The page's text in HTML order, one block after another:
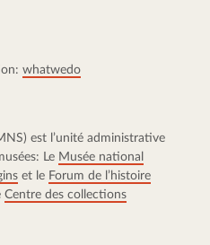
whatwedo
est l’unité administrative
Le Musée national
et le Forum de l’histoire
Centre des collections